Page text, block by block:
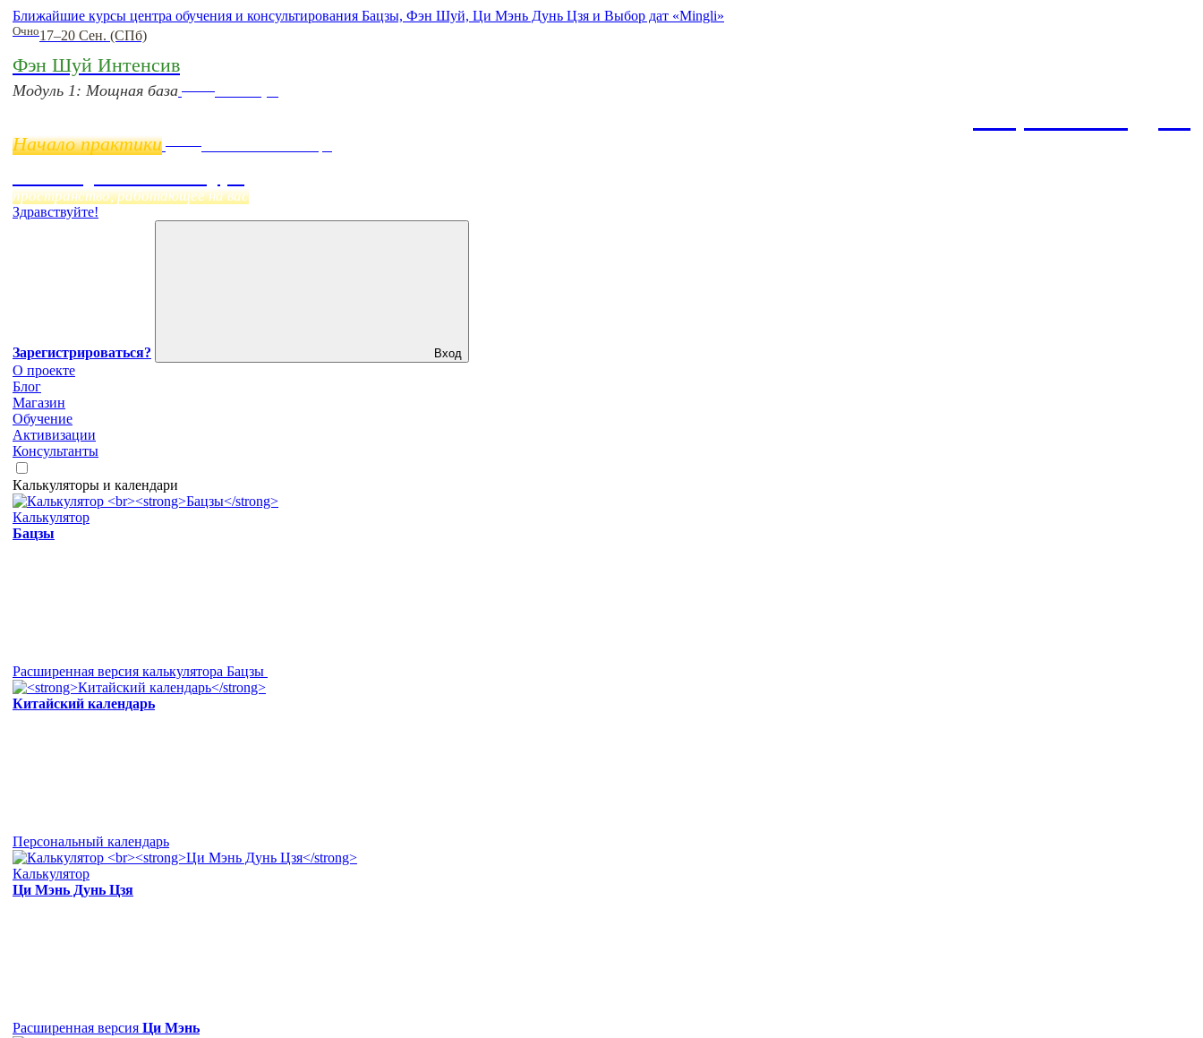
Ближайшие курсы центра обучения и консультирования Бацзы, Фэн Шуй, Ци Мэнь Дунь Цзя и Выбор дат «Mingli»
Очно17–20 Сен. (СПб)
Фэн Шуй Интенсив
Модуль 1: Мощная база
Начало практики
пространство, работающее на вас
Здравствуйте!
Зарегистрироваться? Вход
О проекте
Блог
Магазин
Обучение
Активизации
Консультанты
Калькуляторы и календари
Калькулятор
Бацзы
Расширенная версия калькулятора Бацзы
Китайский календарь
Персональный календарь
Калькулятор
Ци Мэнь Дунь Цзя
Расширенная версия Ци Мэнь